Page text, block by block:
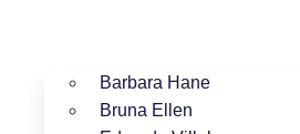
Barbara Hane
Bruna Ellen